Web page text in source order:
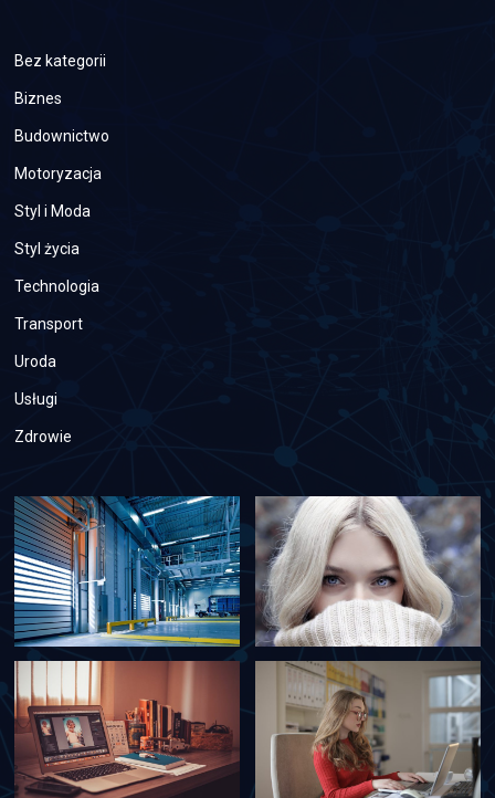
Bez kategorii
Biznes
Budownictwo
Motoryzacja
Styl i Moda
Styl życia
Technologia
Transport
Uroda
Usługi
Zdrowie